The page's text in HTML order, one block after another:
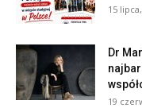
15
Dr
19